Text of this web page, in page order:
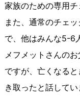
家族のための専用チ
また、通常のチェ
で、他はみんな5-6
メフメットさんの
ですが、亡くなる
き取ったと話して